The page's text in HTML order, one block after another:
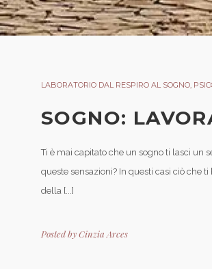
LABORATORIO DAL RESPIRO AL SOGNO,
SOGNO:
Ti è mai capitato che un sogno ti lasci un
queste sensazioni? In questi casi ciò che
della [...]
Posted byCinzia Arces